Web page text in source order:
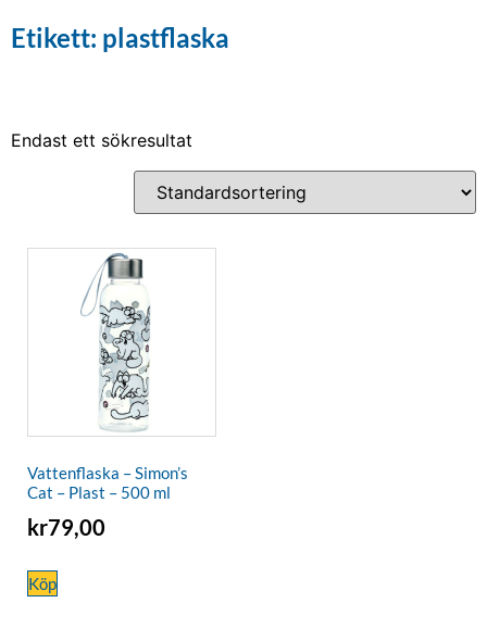
Etikett: plastflaska
Endast ett sökresultat
Vattenflaska – Simon’s
Cat – Plast – 500 ml
kr79,00
Köp